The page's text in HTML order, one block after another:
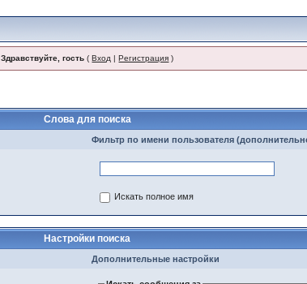
Здравствуйте, гость (Вход |Регистрация )
Слова для поиска
Фильтр по имени пользователя
Искать полное имя
Настройки поиска
Дополнительные настройки